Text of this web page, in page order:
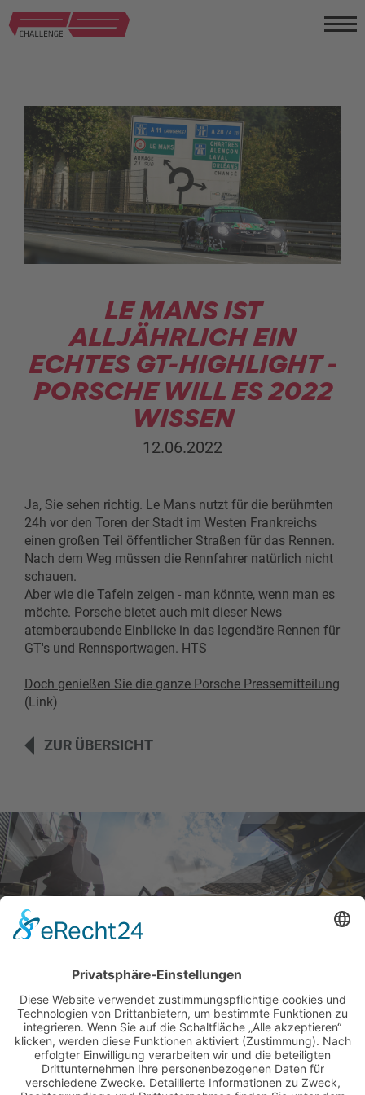
LE MANS IST
ALLJÄHRLICH EIN
ECHTES GT-HIGHLIGHT -
PORSCHE WILL ES 2022
WISSEN
12.06.2022
Ja, Sie sehen richtig. Le Mans nutzt für die berühmten
24h vor den Toren der Stadt im Westen Frankreichs
einen großen Teil öffentlicher Straßen für das Rennen.
Nach dem Weg müssen die Rennfahrer natürlich nicht
schauen.
Aber wie die Tafeln zeigen - man könnte, wenn man es
möchte. Porsche bietet auch mit dieser News
atemberaubende Einblicke in das legendäre Rennen für
GT's und Rennsportwagen. HTS
Doch genießen Sie die ganze Porsche Pressemitteilung
(Link)
ZUR ÜBERSICHT
BILDER & VIDEOS